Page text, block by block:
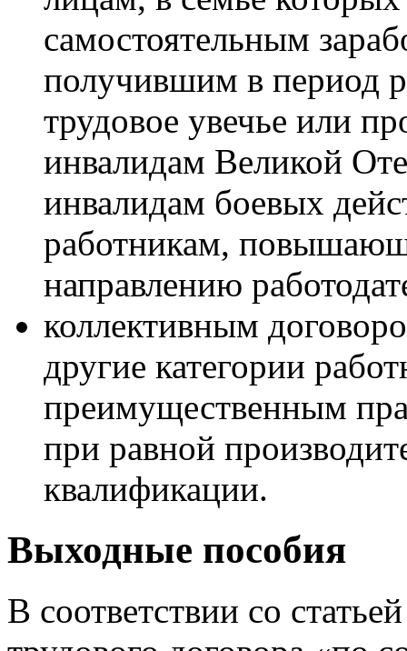
самостоятельным
получившим в период
трудовое увечье или
инвалидам Великой
инвалидам боевых
работникам,
направлению
коллективным
другие категории
преимущественным
при равной
квалификации.
Выходные пособия
В соответствии со